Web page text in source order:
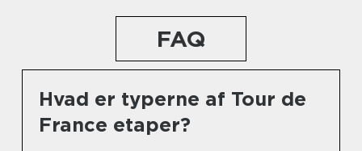
FAQ
Hvad er typerne af Tour de
France etaper?